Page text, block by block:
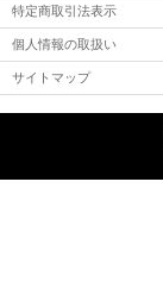
特定商取引法表示
個人情報の取扱い
サイトマップ